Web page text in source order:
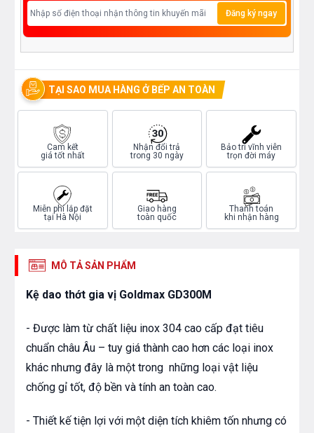
Đăng ký ngay
TẠI SAO MUA HÀNG Ở BẾP AN TOÀN
Cam kết
giá tốt nhất
Nhận đổi trả
trong 30 ngày
Bảo trì vĩnh viễn
trọn đời máy
Miễn phí lắp đặt
tại Hà Nội
Giao hàng
toàn quốc
Thanh toán
khi nhận hàng
MÔ TẢ SẢN PHẨM
Kệ dao thớt gia vị Goldmax GD300M
- Được làm từ chất liệu inox 304 cao cấp đạt tiêu
chuẩn châu Âu – tuy giá thành cao hơn các loại inox
khác nhưng đây là một trong những loại vật liệu
chống gỉ tốt, độ bền và tính an toàn cao.
- Thiết kế tiện lợi với một diện tích khiêm tốn nhưng có